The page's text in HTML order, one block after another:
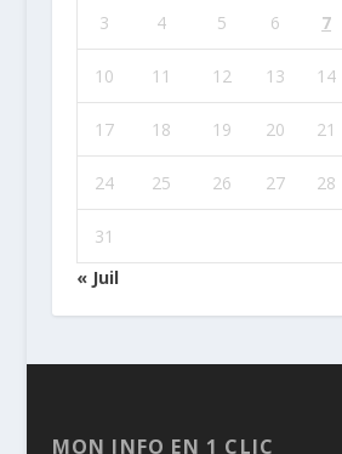
3 4 5 6 7
10 11 12 13 14
17 18 19 20 21
24 25 26 27 28
31
« Juil
MON INFO EN 1 CLIC